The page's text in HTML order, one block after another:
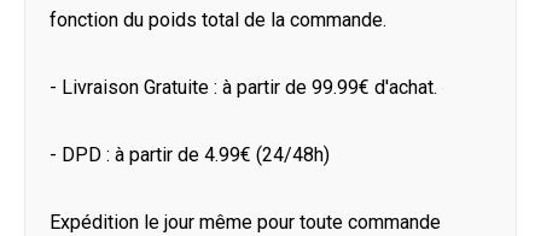
fonction du poids total de la commande.
- Livraison Gratuite : à partir de 99.99€ d'achat.
- DPD : à partir de 4.99€ (24/48h)
Expédition le jour même pour toute commande